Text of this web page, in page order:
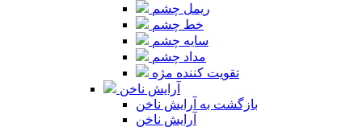
ریمل چشم
خط چشم
سایه چشم
مداد چشم
تقویت کننده مژه
آرایش ناخن
بازگشت به آرایش ناخن
آرایش ناخن